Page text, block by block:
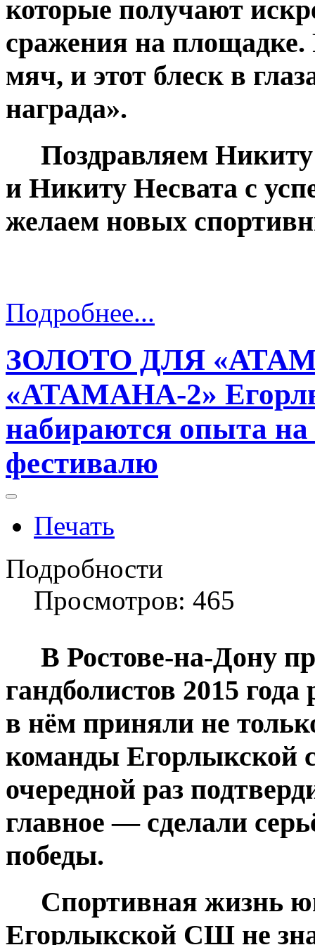
которые получают
сражения на
мяч, и этот блеск в
награда».
Поздравляем
и Никиту Несвата с
желаем новых
Подробнее...
ЗОЛОТО ДЛЯ
«АТАМАНА-2»
набираются опыта
фестивалю
Печать
Подробности
Просмотров: 465
В Ростове-на-Дону
гандболистов 2015
в нём приняли не
команды Егорлыкской
очередной раз
главное — сделали
победы.
Спортивная жизнь
Егорлыкской СШ не